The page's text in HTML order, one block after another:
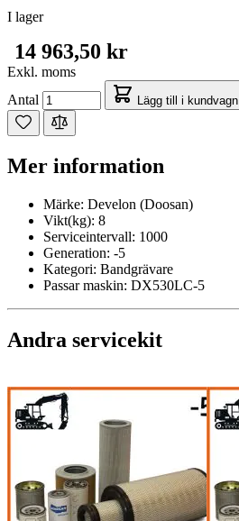
I lager
14 963,50 kr
Exkl. moms
Antal
Lägg till i kundvagn
Mer information
Märke: Develon (Doosan)
Vikt(kg): 8
Serviceintervall: 1000
Generation: -5
Kategori: Bandgrävare
Passar maskin: DX530LC-5
Andra servicekit